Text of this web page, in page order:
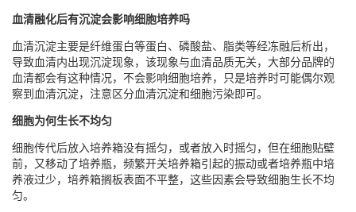
血清融化后有沉淀会影响细胞培养吗
血清沉淀主要是纤维蛋白等蛋白、磷酸盐、脂类等经冻融后析出，
导致血清内出现沉淀现象，该现象与血清品质无关，大部分品牌的
血清都会有这种情况，不会影响细胞培养，只是培养时可能偶尔观
察到血清沉淀，注意区分血清沉淀和细胞污染即可。
细胞为何生长不均匀
细胞传代后放入培养箱没有摇匀，或者放入时摇匀，但在细胞贴壁
前，又移动了培养瓶，频繁开关培养箱引起的振动或者培养瓶中培
养液过少，培养箱搁板表面不平整，这些因素会导致细胞生长不均
匀。